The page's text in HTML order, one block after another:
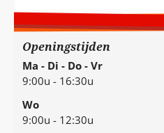
Openingstijden
Ma - Di - Do - Vr
9:00u - 16:30u
Wo
9:00u - 12:30u